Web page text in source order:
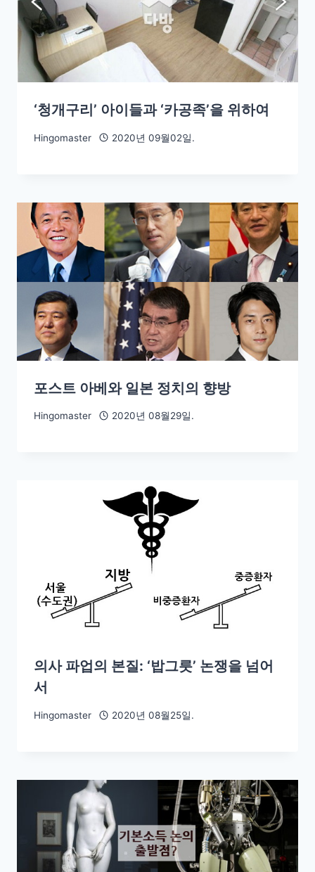
‘청개구리’ 아이들과 ‘카공족’을 위하여
Hingomaster 2020년 09월02일.
포스트 아베와 일본 정치의 향방
Hingomaster 2020년 08월29일.
의사 파업의 본질: ‘밥그릇’ 논쟁을 넘어
서
Hingomaster 2020년 08월25일.